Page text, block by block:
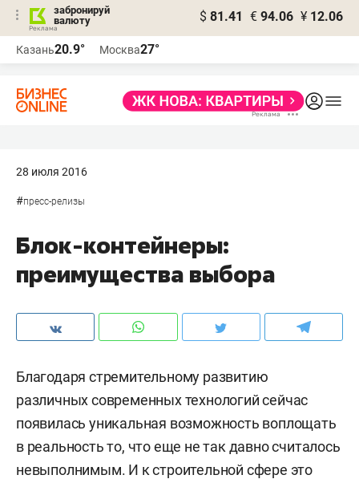
забронируй
валюту
$ 81.41 € 94.06 ¥ 12.06
Казань20.9° Москва27°
28 июля 2016
#пресс-релизы
Блок-контейнеры:
преимущества выбора​​
Благодаря стремительному развитию
различных современных технологий сейчас
появилась уникальная возможность воплощать
в реальность то, что еще не так давно считалось
невыполнимым. И к строительной сфере это